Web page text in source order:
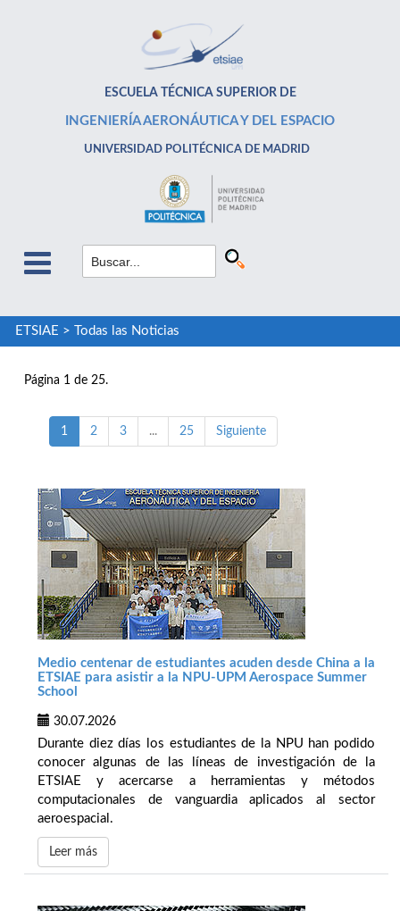
ESCUELA TÉCNICA SUPERIOR DE
INGENIERÍA AERONÁUTICA Y DEL ESPACIO
UNIVERSIDAD POLITÉCNICA DE MADRID
ETSIAE > Todas las Noticias
Página 1 de 25.
1 2 3 ... 25 Siguiente
Medio centenar de estudiantes acuden desde China a la
ETSIAE para asistir a la NPU-UPM Aerospace Summer
School
30.07.2026
Durante diez días los estudiantes de la NPU han podido
conocer algunas de las líneas de investigación de la
ETSIAE y acercarse a herramientas y métodos
computacionales de vanguardia aplicados al sector
aeroespacial.
Leer más